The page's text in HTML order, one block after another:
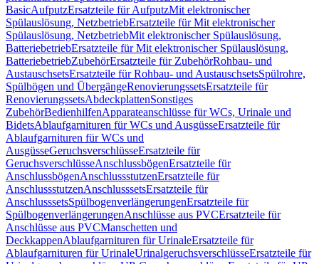
BasicAufputzErsatzteile für AufputzMit elektronischer
Spülauslösung, NetzbetriebErsatzteile für Mit elektronischer
Spülauslösung, NetzbetriebMit elektronischer Spülauslösung,
BatteriebetriebErsatzteile für Mit elektronischer Spülauslösung,
BatteriebetriebZubehörErsatzteile für ZubehörRohbau- und
AustauschsetsErsatzteile für Rohbau- und AustauschsetsSpülrohre,
Spülbögen und ÜbergängeRenovierungssetsErsatzteile für
RenovierungssetsAbdeckplattenSonstiges
ZubehörBedienhilfenApparateanschlüsse für WCs, Urinale und
BidetsAblaufgarnituren für WCs und AusgüsseErsatzteile für
Ablaufgarnituren für WCs und
AusgüsseGeruchsverschlüsseErsatzteile für
GeruchsverschlüsseAnschlussbögenErsatzteile für
AnschlussbögenAnschlussstutzenErsatzteile für
AnschlussstutzenAnschlusssetsErsatzteile für
AnschlusssetsSpülbogenverlängerungenErsatzteile für
SpülbogenverlängerungenAnschlüsse aus PVCErsatzteile für
Anschlüsse aus PVCManschetten und
DeckkappenAblaufgarnituren für UrinaleErsatzteile für
Ablaufgarnituren für UrinaleUrinalgeruchsverschlüsseErsatzteile für